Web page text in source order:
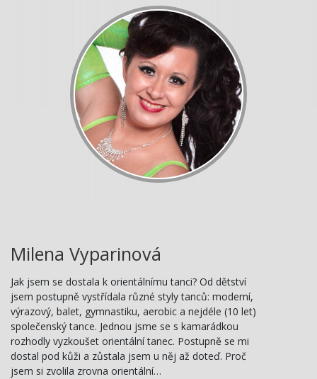
Milena Vyparinová
Jak jsem se dostala k orientálnímu tanci? Od dětství
jsem postupně vystřídala různé styly tanců: moderní,
výrazový, balet, gymnastiku, aerobic a nejdéle (10 let)
společenský tance. Jednou jsme se s kamarádkou
rozhodly vyzkoušet orientální tanec. Postupně se mi
dostal pod kůži a zůstala jsem u něj až doteď. Proč
jsem si zvolila zrovna orientální…